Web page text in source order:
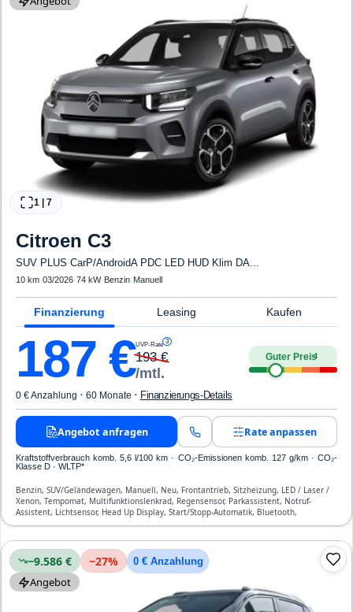
1 7
Citroen C3
SUV PLUS CarP/AndroidA PDC LED HUD Klim DA...
10 km·03/2026·74 kW· Benzin· Manuell
Finanzierung Leasing Kaufen
187 €UVP-Rate 3
193€
/mtl.
Guter Preis4
0 € Anzahlung · 60 Monate · Finanzierungs-Details
Angebot anfragen Rate anpassen
Kraftstoffverbrauch komb. 5,6 l/100 km · CO₂-Emissionen komb. 127 g/km · CO₂-
Klasse D · WLTP*
Benzin, SUV/Geländewagen, Manuell, Neu, Frontantrieb, Sitzheizung, LED / Laser /
Xenon, Tempomat, Multifunktionslenkrad, Regensensor, Parkassistent, Notruf-
Assistent, Lichtsensor, Head Up Display, Start/Stopp-Automatik, Bluetooth,
Freisprecheinrichtung, Verkehrszeichen-Erkennung, ESP, ABS, Klimaanlage, Airbag
−9.586 € −27% 0 € Anzahlung
Angebot